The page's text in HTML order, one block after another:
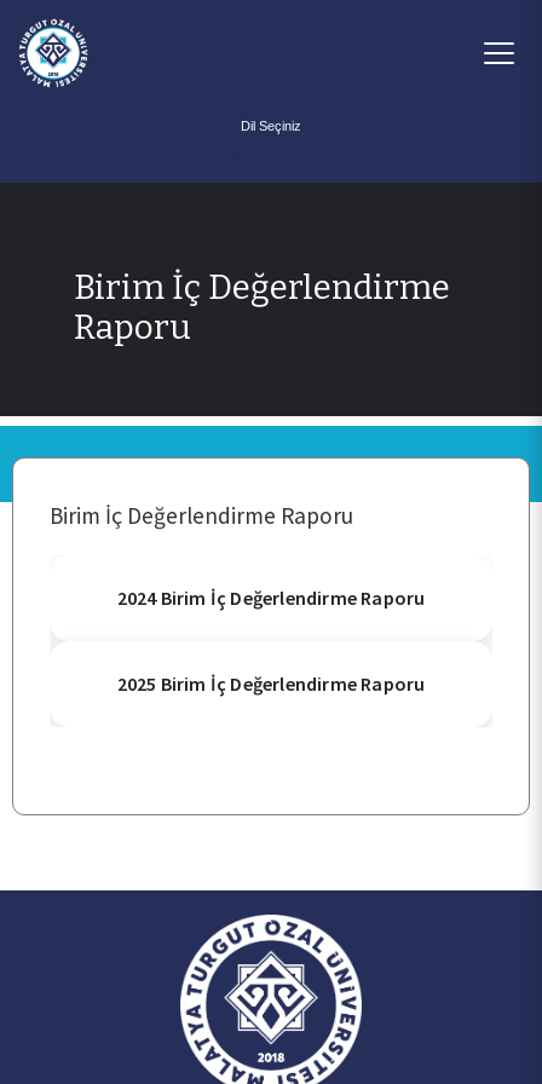
ANA SAYFA
KURUMSAL
PERSONEL
BÖLÜMLER
ÖĞRENCİ
TOPLUMSAL KATKI
Birim İç Değerlendirme
Raporu
Birim İç Değerlendirme Raporu
2024 Birim İç Değerlendirme Raporu
2025 Birim İç Değerlendirme Raporu